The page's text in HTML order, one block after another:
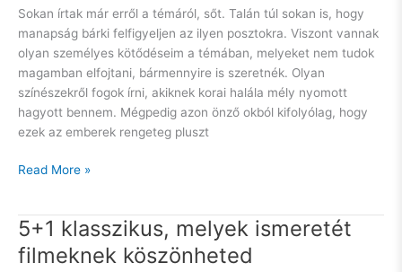
Sokan írtak már erről a témáról, sőt. Talán túl sokan is, hogy
manapság bárki felfigyeljen az ilyen posztokra. Viszont vannak
olyan személyes kötődéseim a témában, melyeket nem tudok
magamban elfojtani, bármennyire is szeretnék. Olyan
színészekről fogok írni, akiknek korai halála mély nyomott
hagyott bennem. Mégpedig azon önző okból kifolyólag, hogy
ezek az emberek rengeteg pluszt
arra
a
bizonyos
asztalra
Read More »
5+1 klasszikus, melyek ismeretét
filmeknek köszönheted
5+1
klasszikus,
melyek